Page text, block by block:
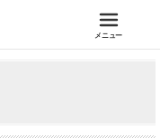
メニュー